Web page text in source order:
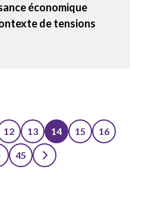
économique
de tensions
12 13 14 15 16
45